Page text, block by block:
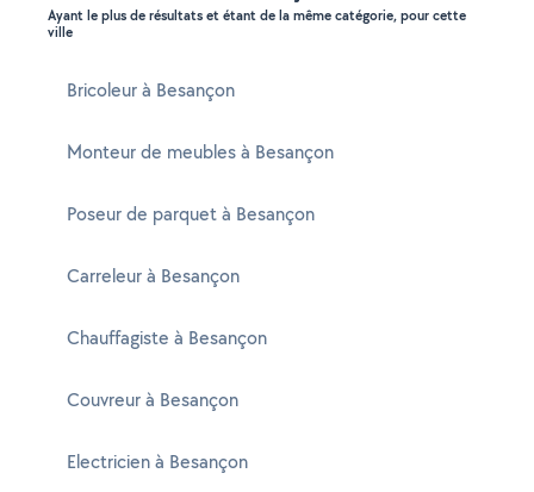
Ayant le plus de résultats et étant de la même catégorie, pour cette
ville
Bricoleur à Besançon
Monteur de meubles à Besançon
Poseur de parquet à Besançon
Carreleur à Besançon
Chauffagiste à Besançon
Couvreur à Besançon
Electricien à Besançon